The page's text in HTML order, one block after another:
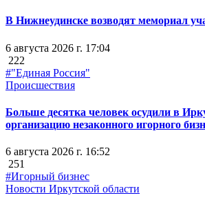
В Нижнеудинске возводят мемориал
6 августа 2026 г. 17:04
222
#"Единая Россия"
Происшествия
Больше десятка человек осудили в
организацию незаконного игорного
6 августа 2026 г. 16:52
251
#Игорный бизнес
Новости Иркутской области